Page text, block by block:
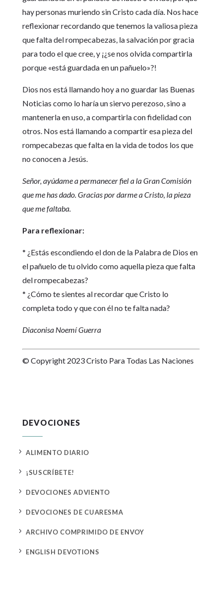
hay personas muriendo sin Cristo cada día. Nos hace
reflexionar recordando que tenemos la valiosa pieza
que falta del rompecabezas, la salvación por gracia
para todo el que cree, y ¡¿se nos olvida compartirla
porque «está guardada en un pañuelo»?!
Dios nos está llamando hoy a no guardar las Buenas
Noticias como lo haría un siervo perezoso, sino a
mantenerla en uso, a compartirla con fidelidad con
otros. Nos está llamando a compartir esa pieza del
rompecabezas que falta en la vida de todos los que
no conocen a Jesús.
Señor, ayúdame a permanecer fiel a la Gran Comisión
que me has dado. Gracias por darme a Cristo, la pieza
que me faltaba.
Para reflexionar:
* ¿Estás escondiendo el don de la Palabra de Dios en
el pañuelo de tu olvido como aquella pieza que falta
del rompecabezas?
* ¿Cómo te sientes al recordar que Cristo lo
completa todo y que con él no te falta nada?
Diaconisa Noemí Guerra
© Copyright 2023 Cristo Para Todas Las Naciones
DEVOCIONES
5 ALIMENTO DIARIO
5 ¡SUSCRÍBETE!
5 DEVOCIONES ADVIENTO
5 DEVOCIONES DE CUARESMA
5 ARCHIVO COMPRIMIDO DE ENVOY
5 ENGLISH DEVOTIONS